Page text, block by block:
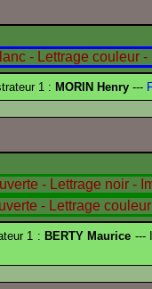
1 : MORIN Henry ---
1 : BERTY Maurice ---